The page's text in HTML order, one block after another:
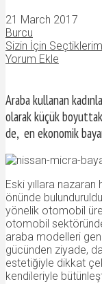
21 March 2017
Burcu
Sizin İçin
Yorum Ekle
Araba kullanan
olarak küçük
de, en ekonomik
Eski yıllara nazaran
önünde
yönelik otomobil
otomobil
araba modelleri
gücünden ziyade,
estetiğiyle dikkat
kendileriyle